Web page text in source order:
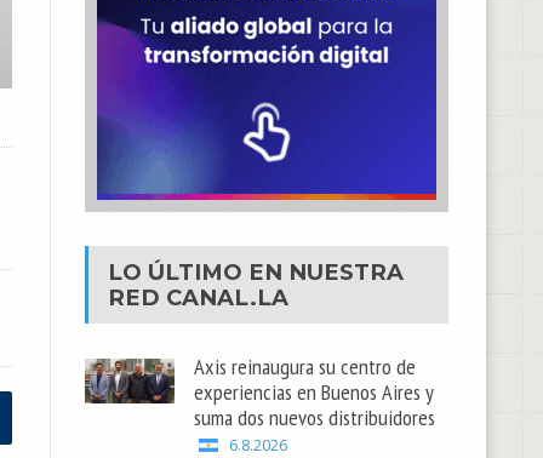
LO ÚLTIMO EN NUESTRA
RED CANAL.LA
Axis reinaugura su centro de
experiencias en Buenos Aires y
suma dos nuevos distribuidores
6.8.2026